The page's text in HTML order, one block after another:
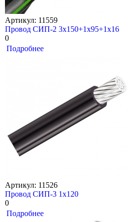
Артикул: 11559
Провод СИП-2 3х150+1х95+1х16
0
Подробнее
Артикул: 11526
Провод СИП-3 1х120
0
Подробнее